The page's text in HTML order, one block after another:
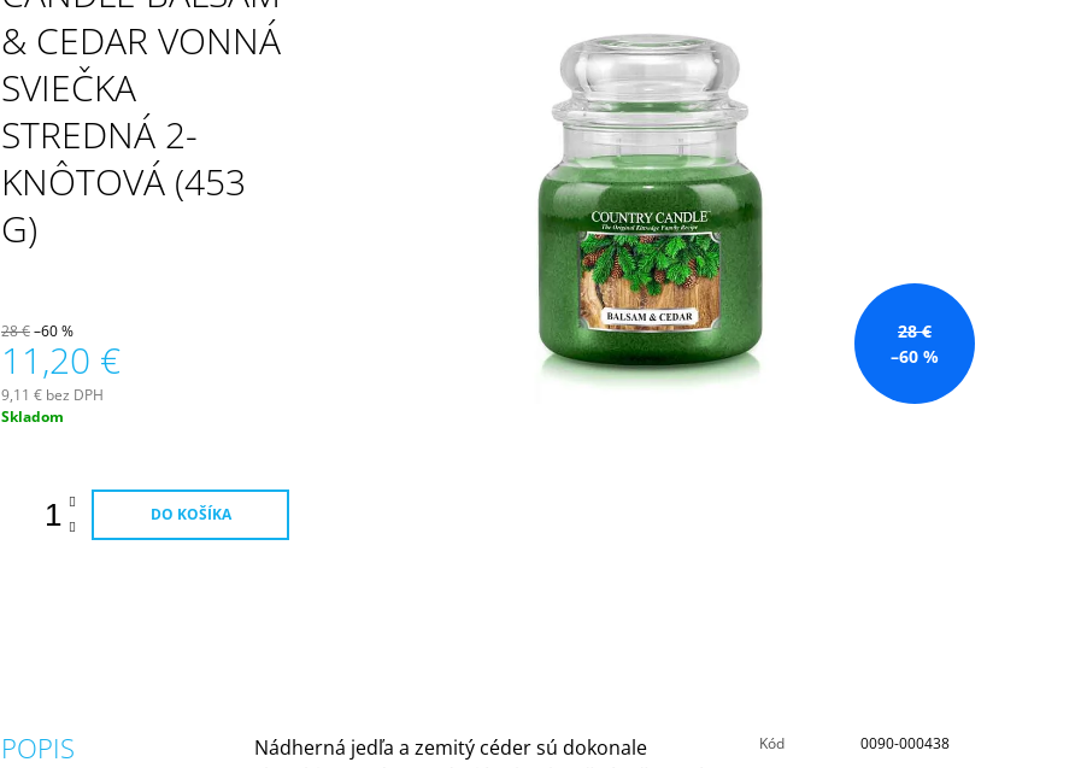
& CEDAR VONNÁ
SVIEČKA
STREDNÁ 2-
KNÔTOVÁ (453
G)
28 €
–60 %
28 €–60 %
11,20 €
9,11 € bez DPH
Jednotková
Skladom
DO KOŠÍKA
POPIS
Nádherná jedľa a zemitý céder sú dokonale
Kód
0090-000438
16,90 €